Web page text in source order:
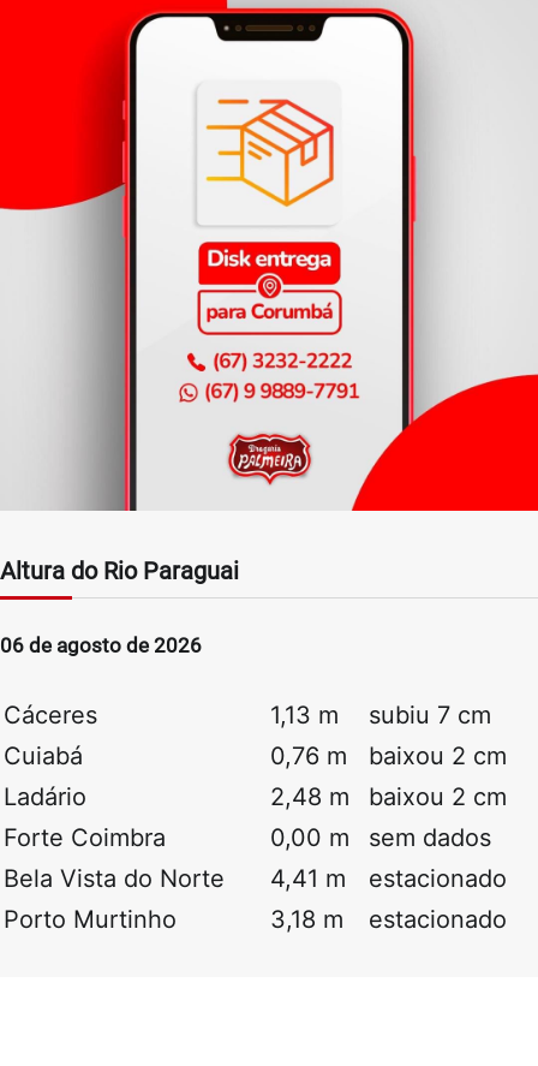
Altura do Rio Paraguai
06 de agosto de 2026
Cáceres 1,13 m
subiu 7 cm
Cuiabá
0,76 m
baixou 2 cm
Ladário
2,48 m
baixou 2 cm
Forte Coimbra
0,00 m
sem dados
Bela Vista do Norte
4,41 m
estacionado
Porto Murtinho
3,18 m estacionado